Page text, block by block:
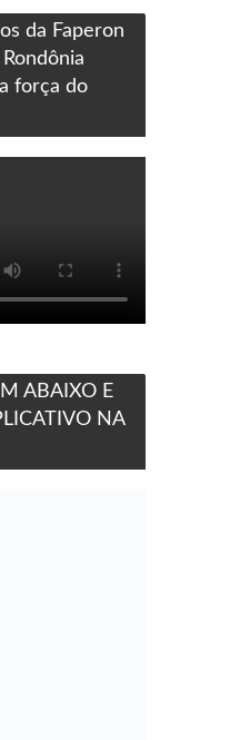
da Faperon
força do
ABAIXO E
NA